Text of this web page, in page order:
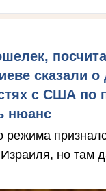
сказали о
с США по
нюанс
режима
но там